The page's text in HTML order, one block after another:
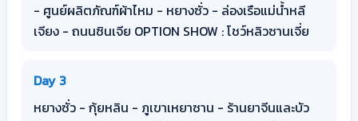
- ศูนย์ผลิตภัณฑ์ผ้าไหม - หยางซั่ว - ล่องเรือแม่น้ำหลี
เจียง - ถนนซินเจีย OPTION SHOW : โชว์หลิวซานเจี่ย
Day 3
หยางซั่ว - กุ้ยหลิน - ภูเขาเหยาซาน - ร้านยาจีนและบัว